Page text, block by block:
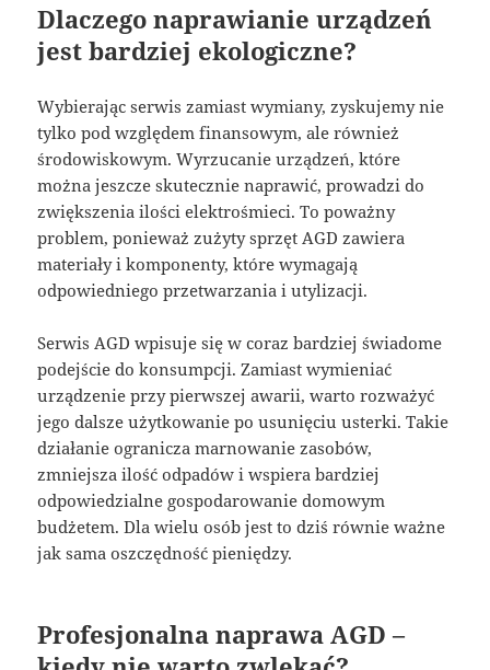
Dlaczego naprawianie urządzeń
jest bardziej ekologiczne?
Wybierając serwis zamiast wymiany, zyskujemy nie
tylko pod względem finansowym, ale również
środowiskowym. Wyrzucanie urządzeń, które
można jeszcze skutecznie naprawić, prowadzi do
zwiększenia ilości elektrośmieci. To poważny
problem, ponieważ zużyty sprzęt AGD zawiera
materiały i komponenty, które wymagają
odpowiedniego przetwarzania i utylizacji.
Serwis AGD wpisuje się w coraz bardziej świadome
podejście do konsumpcji. Zamiast wymieniać
urządzenie przy pierwszej awarii, warto rozważyć
jego dalsze użytkowanie po usunięciu usterki. Takie
działanie ogranicza marnowanie zasobów,
zmniejsza ilość odpadów i wspiera bardziej
odpowiedzialne gospodarowanie domowym
budżetem. Dla wielu osób jest to dziś równie ważne
jak sama oszczędność pieniędzy.
Profesjonalna naprawa AGD –